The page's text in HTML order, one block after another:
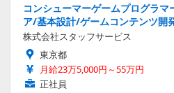
コンシューマーゲームプログラ
ア/基本設計/ゲームコンテンツ開
株式会社スタッフサービス
東京都
月給23万5,000円～55万円
正社員